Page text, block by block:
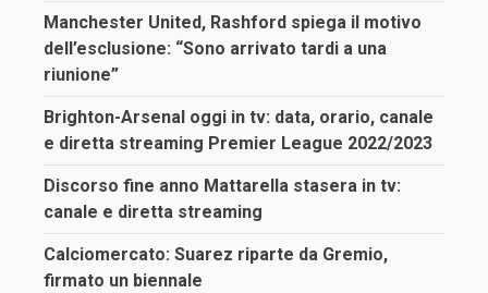
Manchester United, Rashford spiega il motivo
dell’esclusione: “Sono arrivato tardi a una
riunione”
Brighton-Arsenal oggi in tv: data, orario, canale
e diretta streaming Premier League 2022/2023
Discorso fine anno Mattarella stasera in tv:
canale e diretta streaming
Calciomercato: Suarez riparte da Gremio,
firmato un biennale